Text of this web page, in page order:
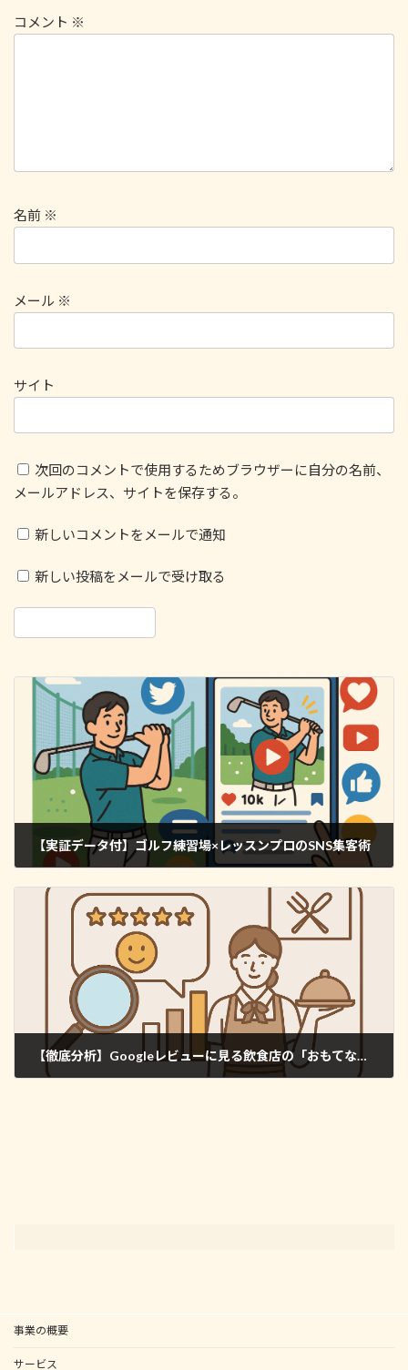
コメント ※
名前 ※
メール ※
サイト
次回のコメントで使用するためブラウザーに自分の名前、
メールアドレス、サイトを保存する。
新しいコメントをメールで通知
新しい投稿をメールで受け取る
【実証データ付】ゴルフ練習場×レッスンプロのSNS集客術
【徹底分析】Googleレビューに見る飲食店の「おもてなし」キーワード傾向
事業の概要
サービス